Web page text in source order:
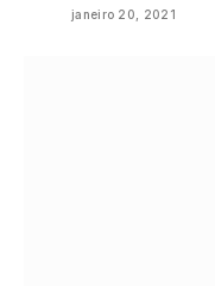
janeiro 20, 2021